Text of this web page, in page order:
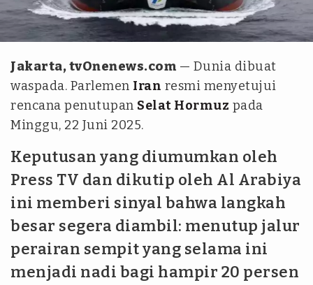
Pertamina
Jakarta, tvOnenews.com — Dunia dibuat
waspada. Parlemen Iran resmi menyetujui
rencana penutupan Selat Hormuz pada
Minggu, 22 Juni 2025.
Keputusan yang diumumkan oleh
Press TV dan dikutip oleh Al Arabiya
ini memberi sinyal bahwa langkah
besar segera diambil: menutup jalur
perairan sempit yang selama ini
menjadi nadi bagi hampir 20 persen